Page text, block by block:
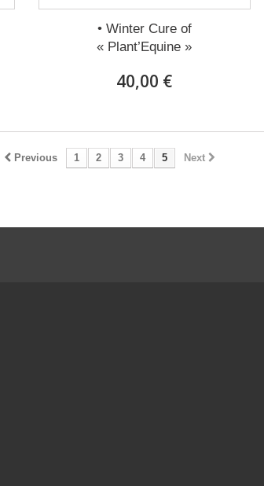
• Winter Cure of
« Plant’Equine »
40,00 €
Previous 1 2 3 4 5 Next